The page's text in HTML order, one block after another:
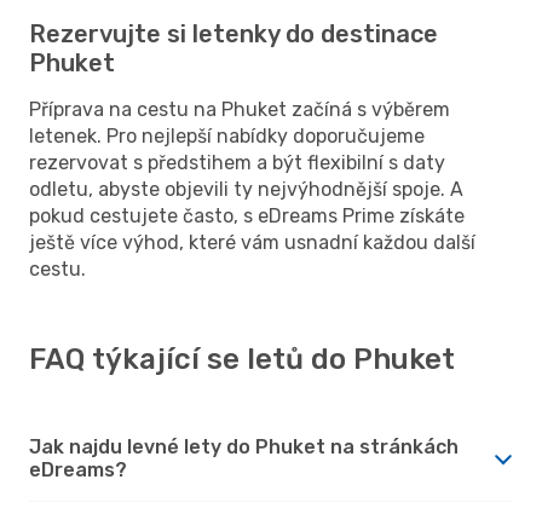
Rezervujte si letenky do destinace
Phuket
Příprava na cestu na Phuket začíná s výběrem
letenek. Pro nejlepší nabídky doporučujeme
rezervovat s předstihem a být flexibilní s daty
odletu, abyste objevili ty nejvýhodnější spoje. A
pokud cestujete často, s eDreams Prime získáte
ještě více výhod, které vám usnadní každou další
cestu.
FAQ týkající se letů do Phuket
Jak najdu levné lety do Phuket na stránkách
eDreams?